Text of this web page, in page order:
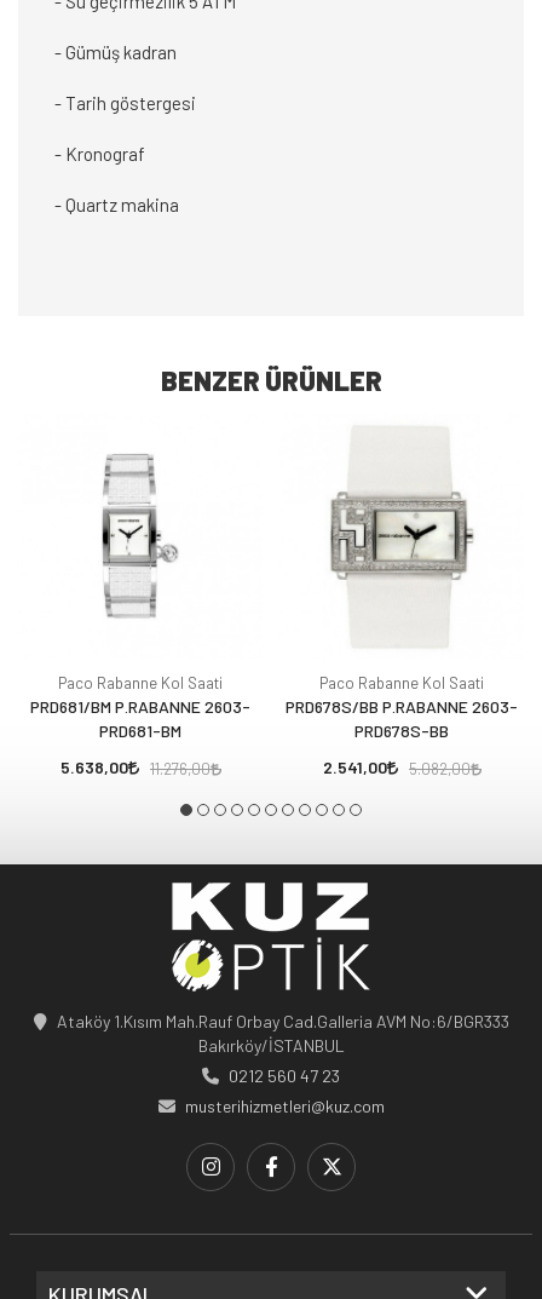
- Gümüş kadran
- Tarih göstergesi
- Kronograf
- Quartz makina
BENZER ÜRÜNLER
Paco Rabanne Kol Saati
PRD681/BM P.RABANNE 2603-
PRD681-BM
5.638,00
11.276,00
Paco Rabanne Kol Saati
PRD678S/BB P.RABANNE 2603-
PRD678S-BB
2.541,00
5.082,00
Ataköy 1.Kısım Mah.Rauf Orbay Cad.Galleria AVM No:6/BGR333
Bakırköy/İSTANBUL
0212 560 47 23
musterihizmetleri@kuz.com